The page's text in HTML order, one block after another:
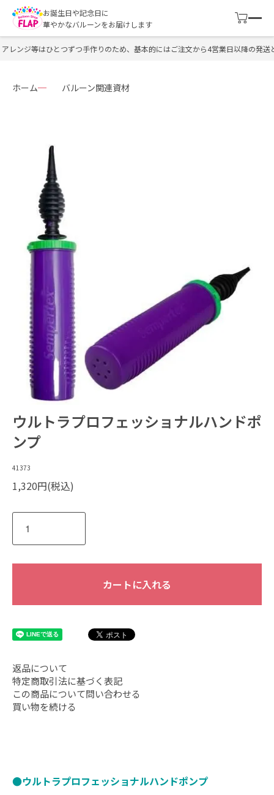
お誕生日や記念日に
華やかなバルーンをお届けします
レンジ等はひとつずつ手作りのため、基本的にはご注文から4営業日以降の発送
ホーム バルーン関連資材
ウルトラプロフェッショナルハンドポ
ンプ
41373
1,320円(税込)
カートに入れる
返品について
特定商取引法に基づく表記
この商品について問い合わせる
買い物を続ける
●ウルトラプロフェッショナルハンドポンプ